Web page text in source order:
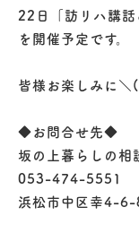
22日「訪リハ講話
を開催予定です。
皆様お楽しみに
◆お問合せ先◆
坂の上暮らしの相
053-474-5551
浜松市中区幸4-6-